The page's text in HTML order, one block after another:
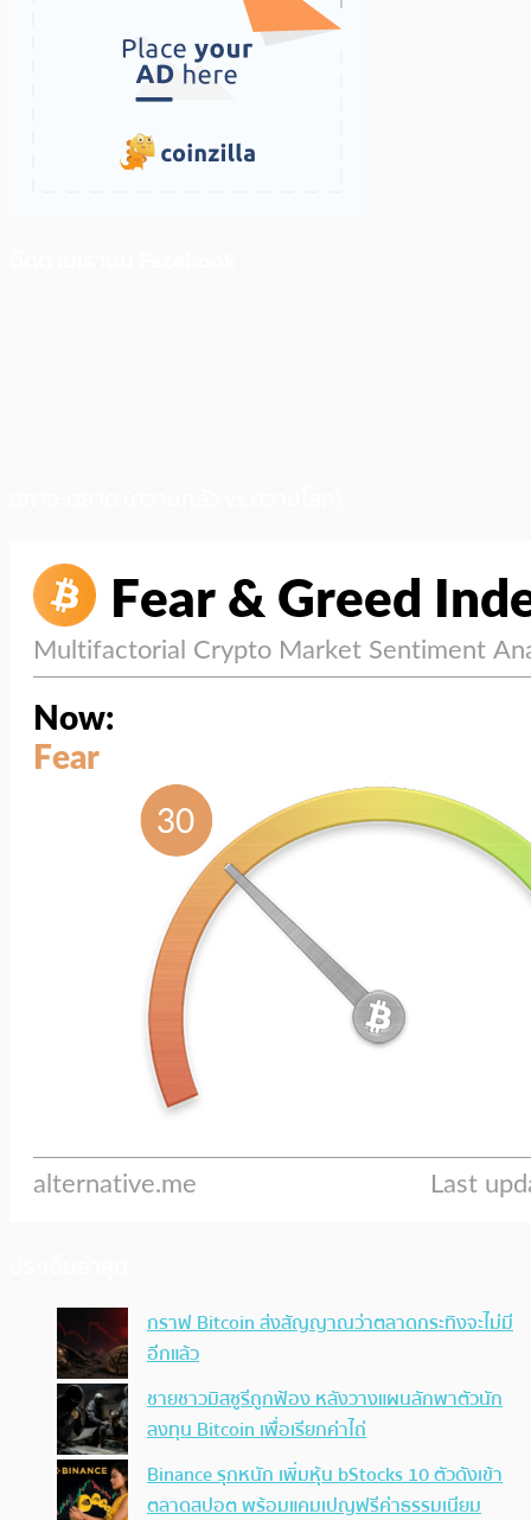
กราฟ Bitcoin ส่งสัญญาณว่าตลาดกระทิงจะไม่มี
อีกแล้ว
ชายชาวมิสซูรีถูกฟ้อง หลังวางแผนลักพาตัวนัก
ลงทุน Bitcoin เพื่อเรียกค่าไถ่
Binance รุกหนัก เพิ่มหุ้น bStocks 10 ตัวดังเข้า
ตลาดสปอต พร้อมแคมเปญฟรีค่าธรรมเนียม